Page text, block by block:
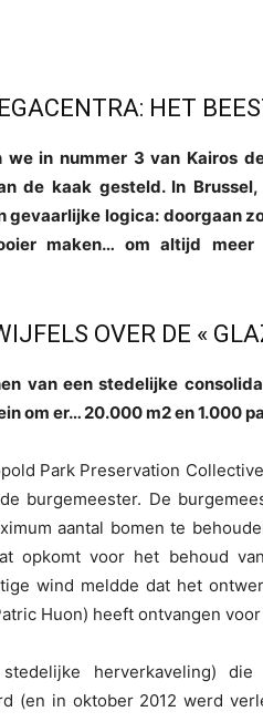
HET
we in nummer 3 van Kairos
de kaak gesteld. In
gevaarlijke logica: doorgaan
maken… om altijd
OVER DE «
van een stedelijke
om er… 20.000 m2 en 1.000
Park Preservation
burgemeester. De
aantal bomen te
opkomt voor het behoud
wind meldde dat het
Huon) heeft ontvangen
herverkaveling)
(en in oktober 2012 werd